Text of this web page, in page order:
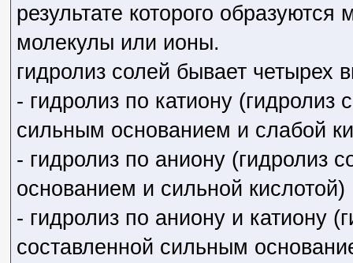
результате которого
молекулы или ионы.
гидролиз солей бывает четырех
- гидролиз по катиону (гидролиз
сильным основанием и слабой
- гидролиз по аниону (гидролиз
основанием и сильной кислотой)
- гидролиз по аниону и катиону
составленной сильным